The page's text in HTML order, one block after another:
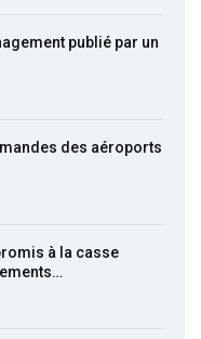
publié par un
des aéroports
à la casse